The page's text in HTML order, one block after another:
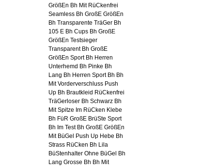
GrößEn Bh Mit RüCkenfrei
Seamless Bh GroßE GrößEn
Bh Transparente TräGer Bh
105 E Bh Cups Bh GroßE
GrößEn Testsieger
Transparent Bh GroßE
GrößEn Sport Bh Herren
Unterhemd Bh Pinke Bh
Lang Bh Herren Sport Bh Bh
Mit Vorderverschluss Push
Up Bh Brautkleid RüCkenfrei
TräGerloser Bh Schwarz Bh
Mit Spitze Im RüCken Klebe
Bh FüR GroßE BrüSte Sport
Bh Im Test Bh GroßE GrößEn
Mit BüGel Push Up Hebe Bh
Strass RüCken Bh Lila
BüStenhalter Ohne BüGel Bh
Lang Grosse Bh Bh Mit